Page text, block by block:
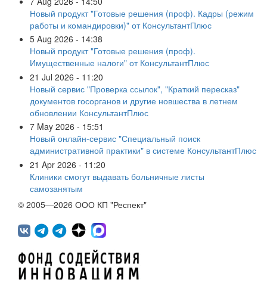
Новый продукт "Готовые решения (проф). Кадры (режим
работы и командировки)" от КонсультантПлюс
5 Aug 2026 - 14:38
Новый продукт "Готовые решения (проф).
Имущественные налоги" от КонсультантПлюс
21 Jul 2026 - 11:20
Новый сервис "Проверка ссылок", "Краткий пересказ"
документов госорганов и другие новшества в летнем
обновлении КонсультантПлюс
7 May 2026 - 15:51
Новый онлайн-сервис "Специальный поиск
административной практики" в системе КонсультантПлюс
21 Apr 2026 - 11:20
Клиники смогут выдавать больничные листы
самозанятым
© 2005—2026 ООО КП "Респект"